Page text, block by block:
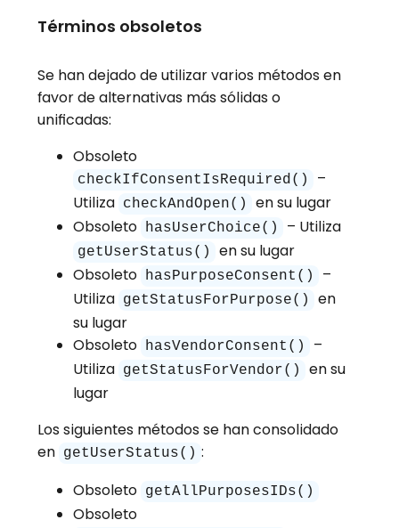
Términos obsoletos
Se han dejado de utilizar varios métodos en
favor de alternativas más sólidas o
unificadas:
Obsoleto
checkIfConsentIsRequired()
–
Utiliza checkAndOpen()
en su lugar
Obsoleto hasUserChoice() – Utiliza
getUserStatus()
en su lugar
Obsoleto hasPurposeConsent()
–
Utiliza getStatusForPurpose()
en
su lugar
Obsoleto hasVendorConsent()
–
Utiliza getStatusForVendor()
en su
lugar
Los siguientes métodos se han consolidado
en getUserStatus() :
Obsoleto getAllPurposesIDs()
Obsoleto